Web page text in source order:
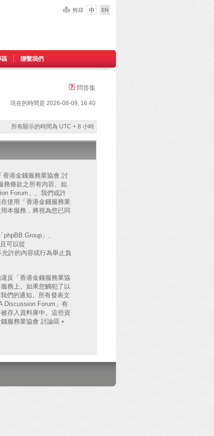
區 聯繫我們
問答集
現在的時間是 2026-08-09, 16:40
所有顯示的時間為 UTC + 8 小時
香港金錢服務業協會 討
務條款之所有內容。如
Forum」。我們或許
使用「香港金錢服務業
本服務，將視為您已同
Group」、
可以從
許的內容或行為舉止負
反「香港金錢服務業協
務上。如果您觸犯了以
們的通知。所有發表文
Discussion Forum」有
存入資料庫中。這些資
服務業協會 討論區 •